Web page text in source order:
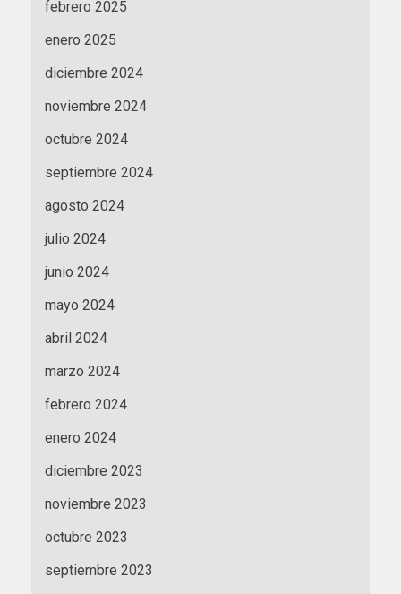
febrero 2025
enero 2025
diciembre 2024
noviembre 2024
octubre 2024
septiembre 2024
agosto 2024
julio 2024
junio 2024
mayo 2024
abril 2024
marzo 2024
febrero 2024
enero 2024
diciembre 2023
noviembre 2023
octubre 2023
septiembre 2023